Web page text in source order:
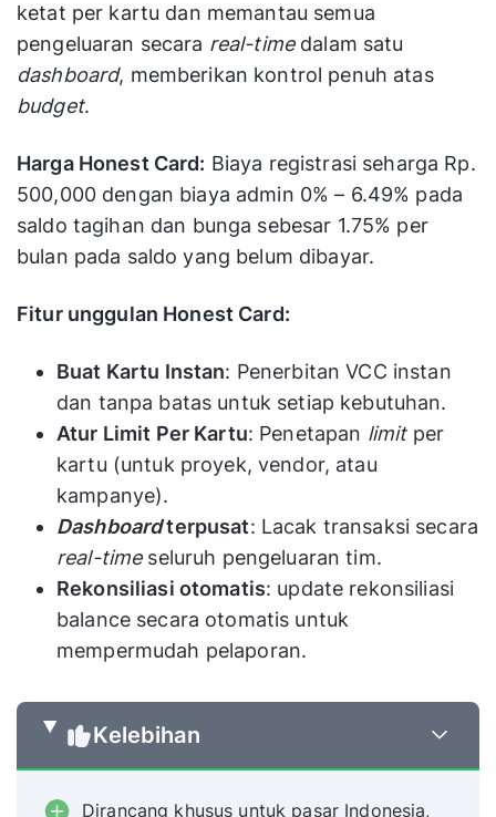
ketat per kartu dan memantau semua
pengeluaran secara real-timedalam satu
dashboard, memberikan kontrol penuh atas
budget.
Harga Honest Card: Biaya registrasi seharga Rp.
500,000 dengan biaya admin 0% – 6.49% pada
saldo tagihan dan bunga sebesar 1.75% per
bulan pada saldo yang belum dibayar.
Fitur unggulan Honest Card:
Buat Kartu Instan: Penerbitan VCC instan
dan tanpa batas untuk setiap kebutuhan.
Atur Limit Per Kartu: Penetapan limitper
kartu (untuk proyek, vendor, atau
kampanye).
Dashboardterpusat: Lacak transaksi secara
real-timeseluruh pengeluaran tim.
Rekonsiliasi otomatis: update rekonsiliasi
balance secara otomatis untuk
mempermudah pelaporan.
Kelebihan
Dirancang khusus untuk pasar Indonesia,